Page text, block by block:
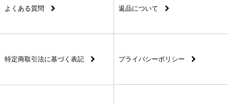
よくある質問 返品について
特定商取引法に基づく表記 プライバシーポリシー